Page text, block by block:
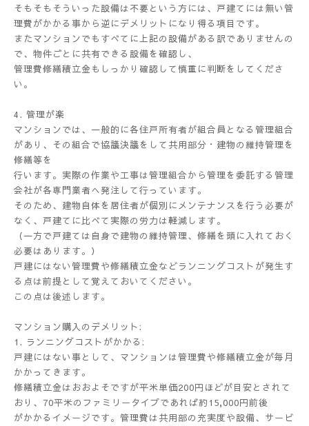
そもそもそういった設備は不要という方には、戸建てには無い管
理費がかかる事から逆にデメリットになり得る項目です。
またマンションでもすべてに上記の設備がある訳でありませんの
で、物件ごとに共有できる設備を確認し、
管理費修繕積立金もしっかり確認して慎重に判断をしてくださ
い。
4. 管理が楽
マンションでは、一般的に各住戸所有者が組合員となる管理組合
があり、その組合で協議決議をして共用部分・建物の維持管理を
修繕等を
行います。実際の作業や工事は管理組合から管理を委託する管理
会社が各専門業者へ発注して行っています。
そのため、建物自体を居住者が個別にメンテナンスを行う必要が
なく、戸建てに比べて実際の労力は軽減します。
（一方で戸建ては自身で建物の維持管理、修繕を頭に入れておく
必要はあります。）
戸建にはない管理費や修繕積立金などランニングコストが発生す
る点は前提として覚えておいてください。
この点は後述します。
マンション購入のデメリット:
1. ランニングコストがかかる:
戸建にはない事として、マンションは管理費や修繕積立金が毎月
かかってきます。
修繕積立金はおおよそですが平米単価200円ほどが目安とされて
おり、70平米のファミリータイプであれば約15,000円前後
がかかるイメージです。管理費は共用部の充実度や設備、サービ